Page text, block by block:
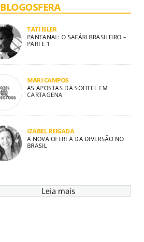
BLOGOSFERA
TATI ISLER
PANTANAL: O SAFÁRI BRASILEIRO –
PARTE 1
MARI CAMPOS
AS APOSTAS DA SOFITEL EM
CARTAGENA
IZABEL REIGADA
A NOVA OFERTA DA DIVERSÃO NO
BRASIL
Leia mais